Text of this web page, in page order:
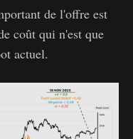
de l'offre est
coût qui n'est que
actuel.